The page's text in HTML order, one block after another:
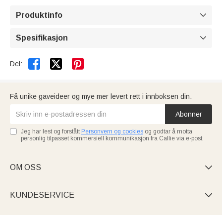
Produktinfo 
Spesifikasjon 
Del:  
Få unike gaveideer og mye mer levert rett i innboksen din.
Abonner
Jeg har lest og forstått Personvern og cookies og godtar å motta
personlig tilpasset kommersiell kommunikasjon fra Callie via e-post.
OM OSS 
KUNDESERVICE 